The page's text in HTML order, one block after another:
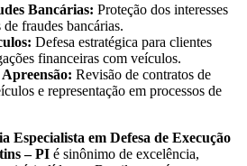
Bancárias: Proteção dos interesses
fraudes bancárias.
Defesa estratégica para clientes
financeiras com veículos.
Apreensão: Revisão de contratos de
e representação em processos de
Especialista em Defesa de Execução
– PI é sinônimo de excelência,